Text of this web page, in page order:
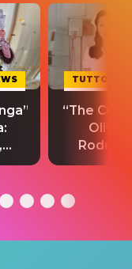
e
TUTTO
“The
Olivia
testo,